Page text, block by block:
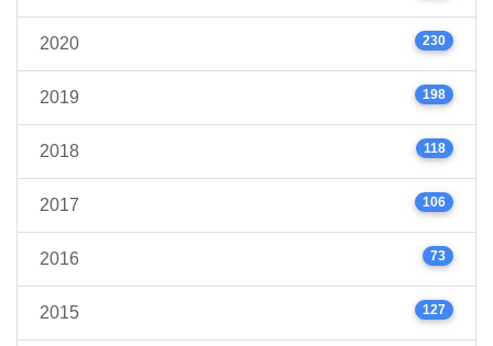
2020 230
2019 198
2018 118
2017 106
2016 73
2015 127